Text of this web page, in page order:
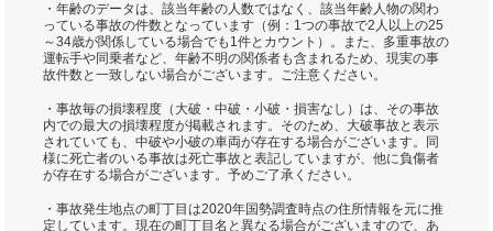
・年齢のデータは、該当年齢の人数ではなく、該当年齢人物の関わ
っている事故の件数となっています（例：1つの事故で2人以上の25
～34歳が関係している場合でも1件とカウント）。また、多重事故の
運転手や同乗者など、年齢不明の関係者も含まれるため、現実の事
故件数と一致しない場合がございます。ご注意ください。
・事故毎の損壊程度（大破・中破・小破・損害なし）は、その事故
内での最大の損壊程度が掲載されます。そのため、大破事故と表示
されていても、中破や小破の車両が存在する場合がございます。同
様に死亡者のいる事故は死亡事故と表記していますが、他に負傷者
が存在する場合がございます。予めご了承ください。
・事故発生地点の町丁目は2020年国勢調査時点の住所情報を元に推
定しています。現在の町丁目名と異なる場合がございますので、あ